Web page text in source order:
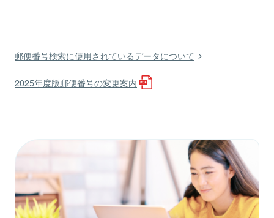
郵便番号検索に使用されているデータについて
2025年度版郵便番号の変更案内